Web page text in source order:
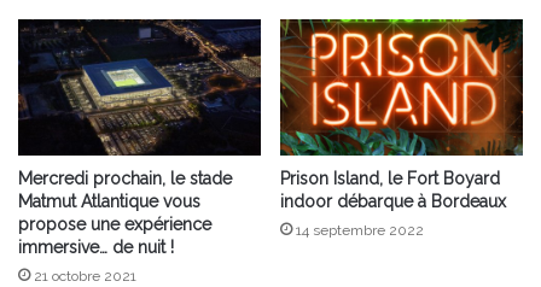
Mercredi prochain, le stade
Matmut Atlantique vous
propose une expérience
immersive… de nuit !
21 octobre 2021
Prison Island, le Fort Boyard
indoor débarque à Bordeaux
14 septembre 2022